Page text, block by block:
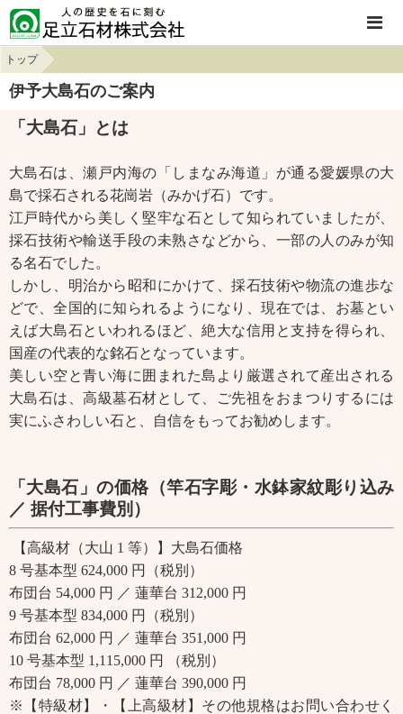
トップ
伊予大島石のご案内
「大島石」とは
大島石は、瀬戸内海の「しまなみ海道」が通る愛媛県の大
島で採石される花崗岩（みかげ石）です。
江戸時代から美しく堅牢な石として知られていましたが、
採石技術や輸送手段の未熟さなどから、一部の人のみが知
る名石でした。
しかし、明治から昭和にかけて、採石技術や物流の進歩な
どで、全国的に知られるようになり、現在では、お墓とい
えば大島石といわれるほど、絶大な信用と支持を得られ、
国産の代表的な銘石となっています。
美しい空と青い海に囲まれた島より厳選されて産出される
大島石は、高級墓石材として、ご先祖をおまつりするには
実にふさわしい石と、自信をもってお勧めします。
「大島石」の価格（竿石字彫・水鉢家紋彫り込み
／ 据付工事費別）
【高級材（大山 1 等）】大島石価格
8 号基本型 624,000 円（税別）
布団台 54,000 円 ／ 蓮華台 312,000 円
9 号基本型 834,000 円（税別）
布団台 62,000 円 ／ 蓮華台 351,000 円
10 号基本型 1,115,000 円 （税別）
布団台 78,000 円 ／ 蓮華台 390,000 円
※【特級材】・【上高級材】その他規格はお問い合わせく